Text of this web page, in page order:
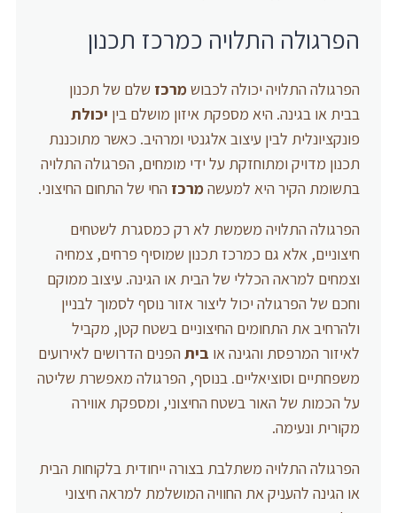
הפרגולה התלויה כמרכז תכנון
הפרגולה התלויה יכולה לכבושמרכז שלם של תכנון
בבית או בגינה. היא מספקת איזון מושלם בין יכולת
פונקציונלית לבין עיצוב אלגנטי ומרהיב. כאשר מתוכננת
תכנון מדויק ומתוחזקת על ידי מומחים, הפרגולה התלויה
בתשומת הקיר היא למעשהמרכז החי של התחום החיצוני.
הפרגולה התלויה משמשת לא רק כמסגרת לשטחים
חיצוניים, אלא גם כמרכז תכנון שמוסיף פרחים, צמחיה
וצמחים למראה הכללי של הבית או הגינה. עיצוב ממוקם
וחכם של הפרגולה יכול ליצור אזור נוסף לסמוך לבניין
ולהרחיב את התחומים החיצוניים בשטח קטן, מקביל
לאיזור המרפסת והגינה או ביתהפנים הדרושים לאירועים
משפחתיים וסוציאליים. בנוסף, הפרגולה מאפשרת שליטה
על הכמות של האור בשטח החיצוני, ומספקת אווירה
מקורית ונעימה.
הפרגולה התלויה משתלבת בצורה ייחודית בלקוחות הבית
או הגינה להעניק את החוויה המושלמת למראה חיצוני